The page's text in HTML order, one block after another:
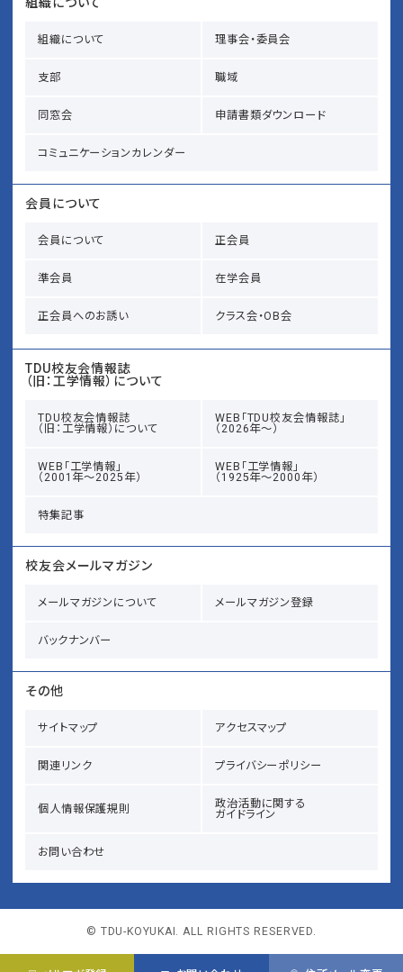
組織について 理事会・委員会
支部 職域
同窓会 申請書類ダウンロード
コミュニケーションカレンダー
会員について
会員について 正会員
準会員 在学会員
正会員へのお誘い クラス会・OB会
TDU校友会情報誌
（旧：工学情報）について
TDU校友会情報誌
（旧：工学情報）について
WEB「TDU校友会情報誌」
（2026年～）
WEB「工学情報」
（2001年～2025年）
WEB「工学情報」
（1925年～2000年）
特集記事
校友会メールマガジン
メールマガジンについて メールマガジン登録
バックナンバー
その他
サイトマップ アクセスマップ
関連リンク プライバシーポリシー
個人情報保護規則
政治活動に関する
ガイドライン
お問い合わせ
© TDU-KOYUKAI. ALL RIGHTS RESERVED.